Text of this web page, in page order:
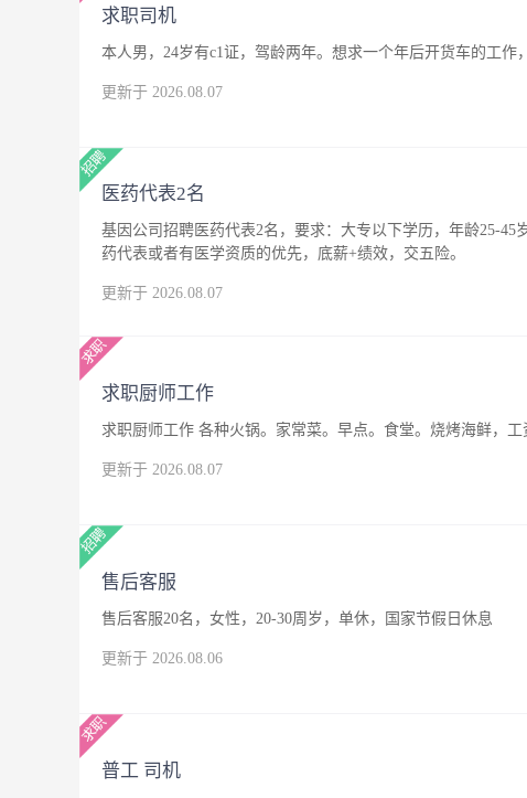
求职司机
本人男，24岁有c1证，驾龄两年。想求一个年后开货车的工作
更新于 2026.08.07
医药代表2名
基因公司招聘医药代表2名，要求：大专以下学历，年龄25-
药代表或者有医学资质的优先，底薪+绩效，交五险。
更新于 2026.08.07
求职厨师工作
求职厨师工作 各种火锅。家常菜。早点。食堂。烧烤海鲜，工
更新于 2026.08.07
售后客服
售后客服20名，女性，20-30周岁，单休，国家节假日休息
更新于 2026.08.06
普工 司机